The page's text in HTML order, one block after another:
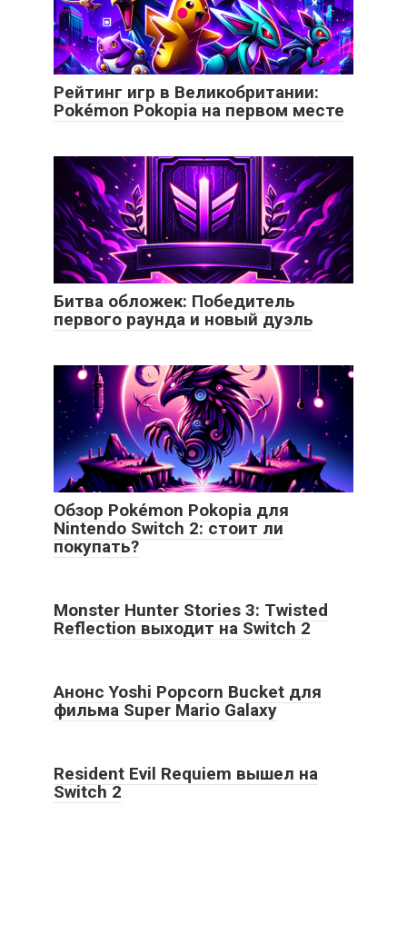
Рейтинг игр в Великобритании:
Pokémon Pokopia на первом месте
Битва обложек: Победитель
первого раунда и новый дуэль
Обзор Pokémon Pokopia для
Nintendo Switch 2: стоит ли
покупать?
Monster Hunter Stories 3: Twisted
Reflection выходит на Switch 2
Анонс Yoshi Popcorn Bucket для
фильма Super Mario Galaxy
Resident Evil Requiem вышел на
Switch 2